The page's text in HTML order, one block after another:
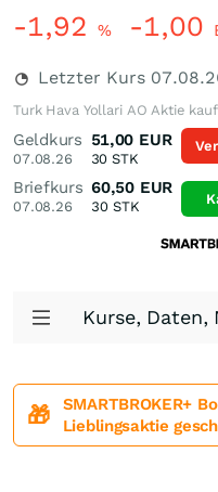
-1,92 % -1,00
Letzter Kurs
Turk Hava Yollari AO Aktie
Geldkurs
07.08.26
51,00 EUR
30 STK
Briefkurs
07.08.26
60,50 EUR
30 STK
Kurse, Daten,
🎁
SMARTBROKER+
Lieblingsaktie